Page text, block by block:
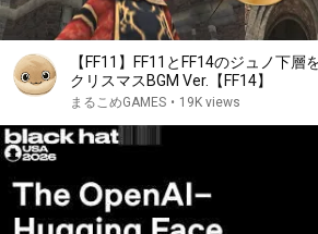
【FF11】FF11とFF14のジュノ下層
クリスマスBGM Ver.【FF14】
まるこめGAMES • 19K views